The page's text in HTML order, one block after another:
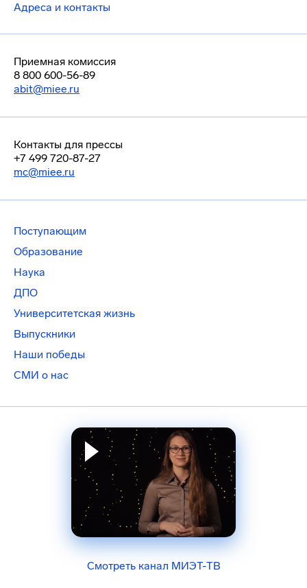
Адреса и контакты
Приемная комиссия
8 800 600-56-89
abit@miee.ru
Контакты для прессы
+7 499 720-87-27
mc@miee.ru
Поступающим
Образование
Наука
ДПО
Университетская жизнь
Выпускники
Наши победы
СМИ о нас
Смотреть канал МИЭТ-ТВ